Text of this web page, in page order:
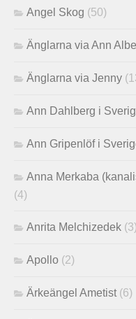
Angel Skog (50)
Änglarna via Ann
Änglarna via Jenny
Ann Dahlberg i
Ann Gripenlöf i
Anna Merkaba
(4)
Anrita Melchizedek (3)
Apollo (2)
Ärkeängel Ametist (6)